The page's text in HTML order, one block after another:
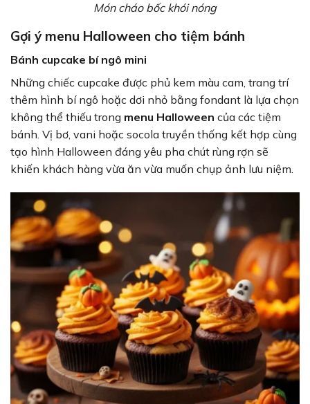
Món cháo bốc khói nóng
Gợi ý menu Halloween cho tiệm bánh
Bánh cupcake bí ngô mini
Những chiếc cupcake được phủ kem màu cam, trang trí
thêm hình bí ngô hoặc dơi nhỏ bằng fondant là lựa chọn
không thể thiếu trong menu Halloween của các tiệm
bánh. Vị bơ, vani hoặc socola truyền thống kết hợp cùng
tạo hình Halloween đáng yêu pha chút rùng rợn sẽ
khiến khách hàng vừa ăn vừa muốn chụp ảnh lưu niệm.